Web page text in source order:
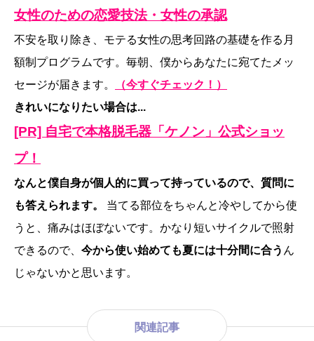
女性のための恋愛技法・女性の承認
不安を取り除き、モテる女性の思考回路の基礎を作る月
額制プログラムです。毎朝、僕からあなたに宛てたメッ
セージが届きます。
（今すぐチェック！）
きれいになりたい場合は...
[PR] 自宅で本格脱毛器「ケノン」公式ショッ
プ！
なんと僕自身が個人的に買って持っているので、質問に
も答えられます。
当てる部位をちゃんと冷やしてから使
うと、痛みはほぼないです。かなり短いサイクルで照射
できるので、 今から使い始めても夏には十分間に合う ん
じゃないかと思います。
関連記事